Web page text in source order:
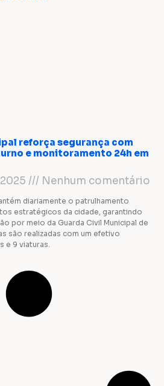
reforça segurança com
e monitoramento 24h em
Nenhum comentário
diariamente o patrulhamento
estratégicos da cidade, garantindo
por meio da Guarda Civil Municipal de
são realizadas com um efetivo
e 9 viaturas.